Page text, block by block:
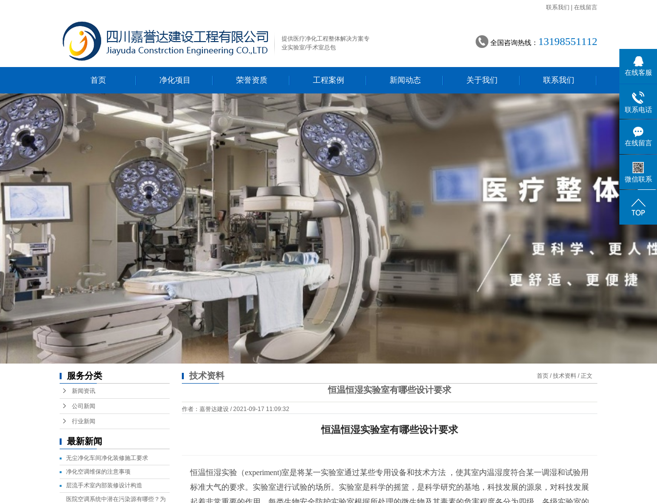
联系我们 在线留言
提供医疗净化工程整体解决方案专
业实验室/手术室总包
全国咨询热线： 13198551112
首页 净化项目
净化无尘车间
净化ICU病房
净化手术室
净化实验室
荣誉资质 工程案例 新闻动态
行业新闻
公司新闻
关于我们 联系我们
技术资料 首页 /技术资料 / 正文
恒温恒湿实验室有哪些设计要求
作者：嘉誉达建设 / 2021-09-17 11:09:32
恒温恒湿实验室有哪些设计要求
恒温恒湿实验（experiment)室是将某一实验室通过某些专用设备和技术方法 ，使其室内温湿度符合某一调湿和试验用
标准大气的要求。实验室进行试验的场所。实验室是科学的摇篮，是科学研究的基地，科技发展的源泉，对科技发展
服务分类
新闻资讯
公司新闻
行业新闻
最新新闻
无尘净化车间净化装修施工要求
净化空调维保的注意事项
层流手术室内部装修设计构造
医院空调系统中潜在污染源有哪些？为
在线客服
联系电话
在线留言
微信联系